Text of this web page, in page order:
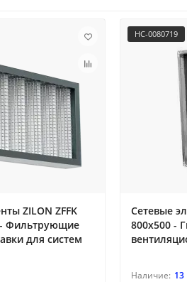
ZILON ZFFK
- Фильтрующие
для систем
НС-0080719
Сетевые
800x500 -
13